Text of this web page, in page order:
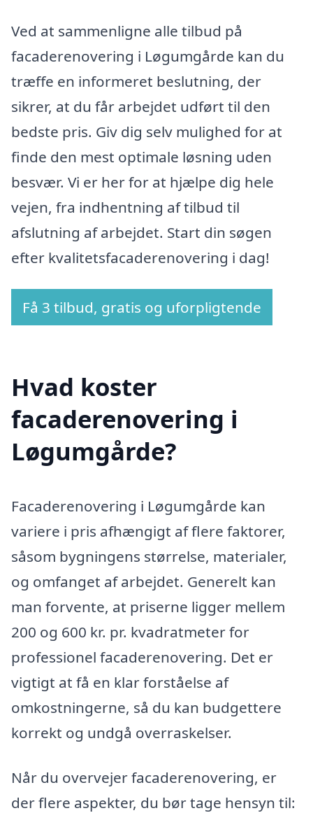
Ved at sammenligne alle tilbud på
facaderenovering i Løgumgårde kan du
træffe en informeret beslutning, der
sikrer, at du får arbejdet udført til den
bedste pris. Giv dig selv mulighed for at
finde den mest optimale løsning uden
besvær. Vi er her for at hjælpe dig hele
vejen, fra indhentning af tilbud til
afslutning af arbejdet. Start din søgen
efter kvalitetsfacaderenovering i dag!
Få 3 tilbud, gratis og uforpligtende
Hvad koster
facaderenovering i
Løgumgårde?
Facaderenovering i Løgumgårde kan
variere i pris afhængigt af flere faktorer,
såsom bygningens størrelse, materialer,
og omfanget af arbejdet. Generelt kan
man forvente, at priserne ligger mellem
200 og 600 kr. pr. kvadratmeter for
professionel facaderenovering. Det er
vigtigt at få en klar forståelse af
omkostningerne, så du kan budgettere
korrekt og undgå overraskelser.
Når du overvejer facaderenovering, er
der flere aspekter, du bør tage hensyn til: